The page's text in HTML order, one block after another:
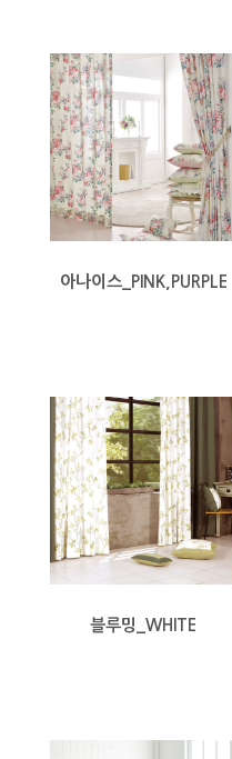
아나이스_PINK,PURPLE
블루밍_WHITE